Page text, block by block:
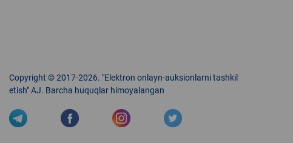
Copyright © 2017-2026. "Elektron onlayn-auksionlarni tashkil
etish" AJ. Barcha huquqlar himoyalangan